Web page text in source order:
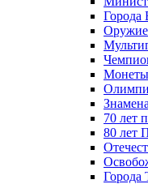
Города
Монеты
70 лет
80 лет
Города